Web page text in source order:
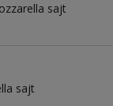
sajt
sajt